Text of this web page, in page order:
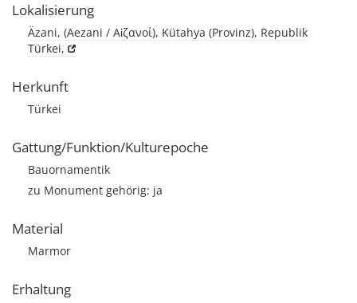
Lokalisierung
Äzani, (Aezani / Αἰζανοί), Kütahya (Provinz), Republik
Türkei,
Herkunft
Türkei
Gattung/Funktion/Kulturepoche
Bauornamentik
zu Monument gehörig: ja
Material
Marmor
Erhaltung